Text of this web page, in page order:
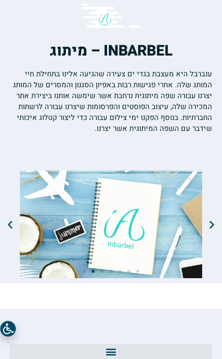
INBARBEL – מיתוג
ענברבל היא מעצבת בגדי ים צעירה שהגיעה אלינו בתחילת חיי
המותג שלה. אחרי פגישות רבות באפיון הסגנון והמסרים של המותג
יצרנו עבורה שפה מיתוגית נרחבת אשר שימשה אותנו ביצירת אתר
המכירה שלה, עיצוב הפוסטים והפרסומות שיצרנו עבורה לרשתות
החברתיות. בנוסף הפקנו ימי צילום עבורה כדי ליצור קטלוג איכותי
שידבר עם השפה המיתוגית אשר יצרנו.